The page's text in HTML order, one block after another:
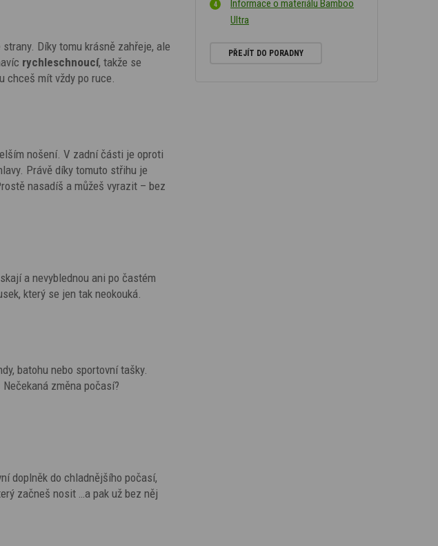
Díky tomu krásně zahřeje, ale
rychleschnoucí, takže se
chceš mít vždy po ruce.
nošení. V zadní části je oproti
Právě díky tomuto střihu je
nasadíš a můžeš vyrazit – bez
a nevyblednou ani po častém
který se jen tak neokouká.
batohu nebo sportovní tašky.
změna počasí?
doplněk do chladnějšího počasí,
začneš nosit …a pak už bez něj
Informace o materiálu Bamboo
Ultra
PŘEJÍT DO PORADNY